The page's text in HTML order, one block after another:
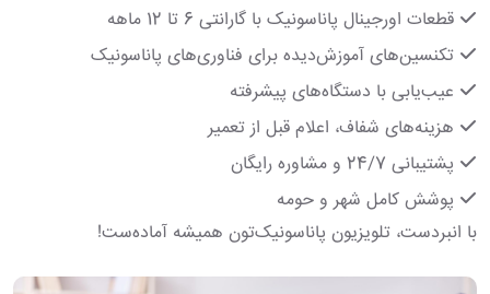
قطعات اورجینال پاناسونیک با گارانتی 6 تا 12 ماهه
تکنسین‌های آموزش‌دیده برای فناوری‌های پاناسونیک
عیب‌یابی با دستگاه‌های پیشرفته
هزینه‌های شفاف، اعلام قبل از تعمیر
پشتیبانی 24/7 و مشاوره رایگان
پوشش کامل شهر و حومه
با انبردست، تلویزیون پاناسونیک‌تون همیشه آماده‌ست!